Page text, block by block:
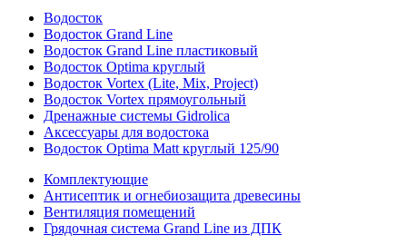
Водосток
Водосток Grand Line
Водосток Grand Line пластиковый
Водосток Optima круглый
Водосток Vortex (Lite, Mix, Project)
Водосток Vortex прямоугольный
Дренажные системы Gidrolica
Аксессуары для водостока
Водосток Optima Matt круглый 125/90
Комплектующие
Антисептик и огнебиозащита древесины
Вентиляция помещений
Грядочная система Grand Line из ДПК